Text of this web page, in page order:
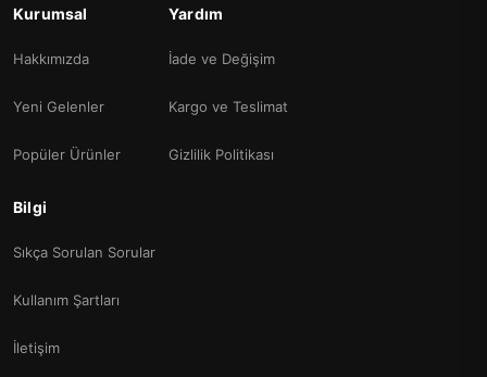
Kurumsal
Hakkımızda
Yeni Gelenler
Popüler Ürünler
Yardım
İade ve Değişim
Kargo ve Teslimat
Gizlilik Politikası
Bilgi
Sıkça Sorulan Sorular
Kullanım Şartları
İletişim